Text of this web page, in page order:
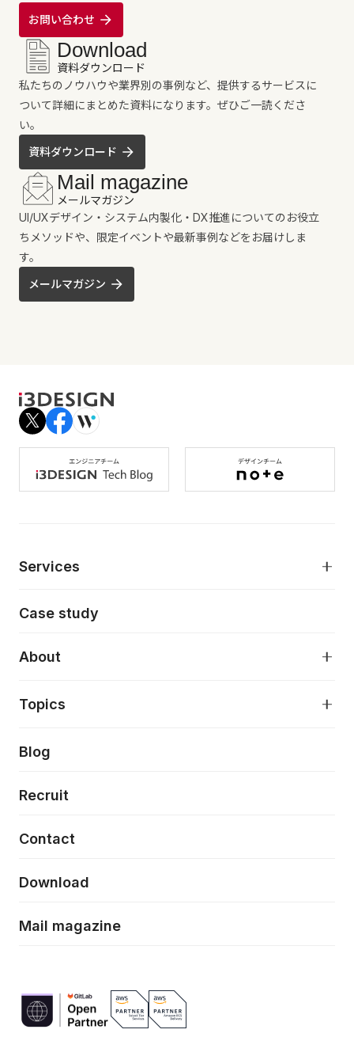
お問い合わせ
Download
資料ダウンロード
私たちのノウハウや業界別の事例など、提供するサービスに
ついて詳細にまとめた資料になります。ぜひご一読くださ
い。
資料ダウンロード
Mail magazine
メールマガジン
UI/UXデザイン・システム内製化・DX推進についてのお役立
ちメソッドや、限定イベントや最新事例などをお届けしま
す。
メールマガジン
Services
AI駆動開発支援
モダナイゼーション
特徴量エンジニアリングと生成AI
デジタルプロダクトデザイン
デザインシステム構築支援
フロントエンド開発
Case study
About
About
当社が目指しているもの
Topics
Press release
News
Event/Seminer
Blog
Recruit
Contact
Download
Mail magazine